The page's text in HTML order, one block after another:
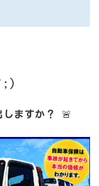
ますか？ 🚨